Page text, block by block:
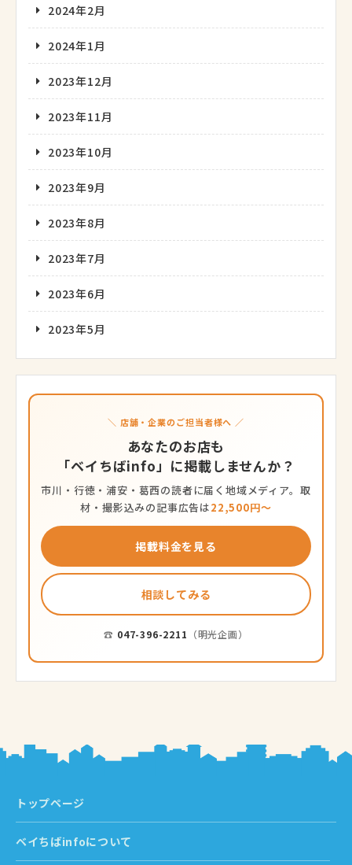
2024年2月
2024年1月
2023年12月
2023年11月
2023年10月
2023年9月
2023年8月
2023年7月
2023年6月
2023年5月
＼ 店舗・企業のご担当者様へ ／
あなたのお店も
「ベイちばinfo」に掲載しませんか？
市川・行徳・浦安・葛西の読者に届く地域メディア。取
材・撮影込みの記事広告は22,500円〜
掲載料金を見る
相談してみる
☎ 047-396-2211 （明光企画）
トップページ
ベイちばinfoについて